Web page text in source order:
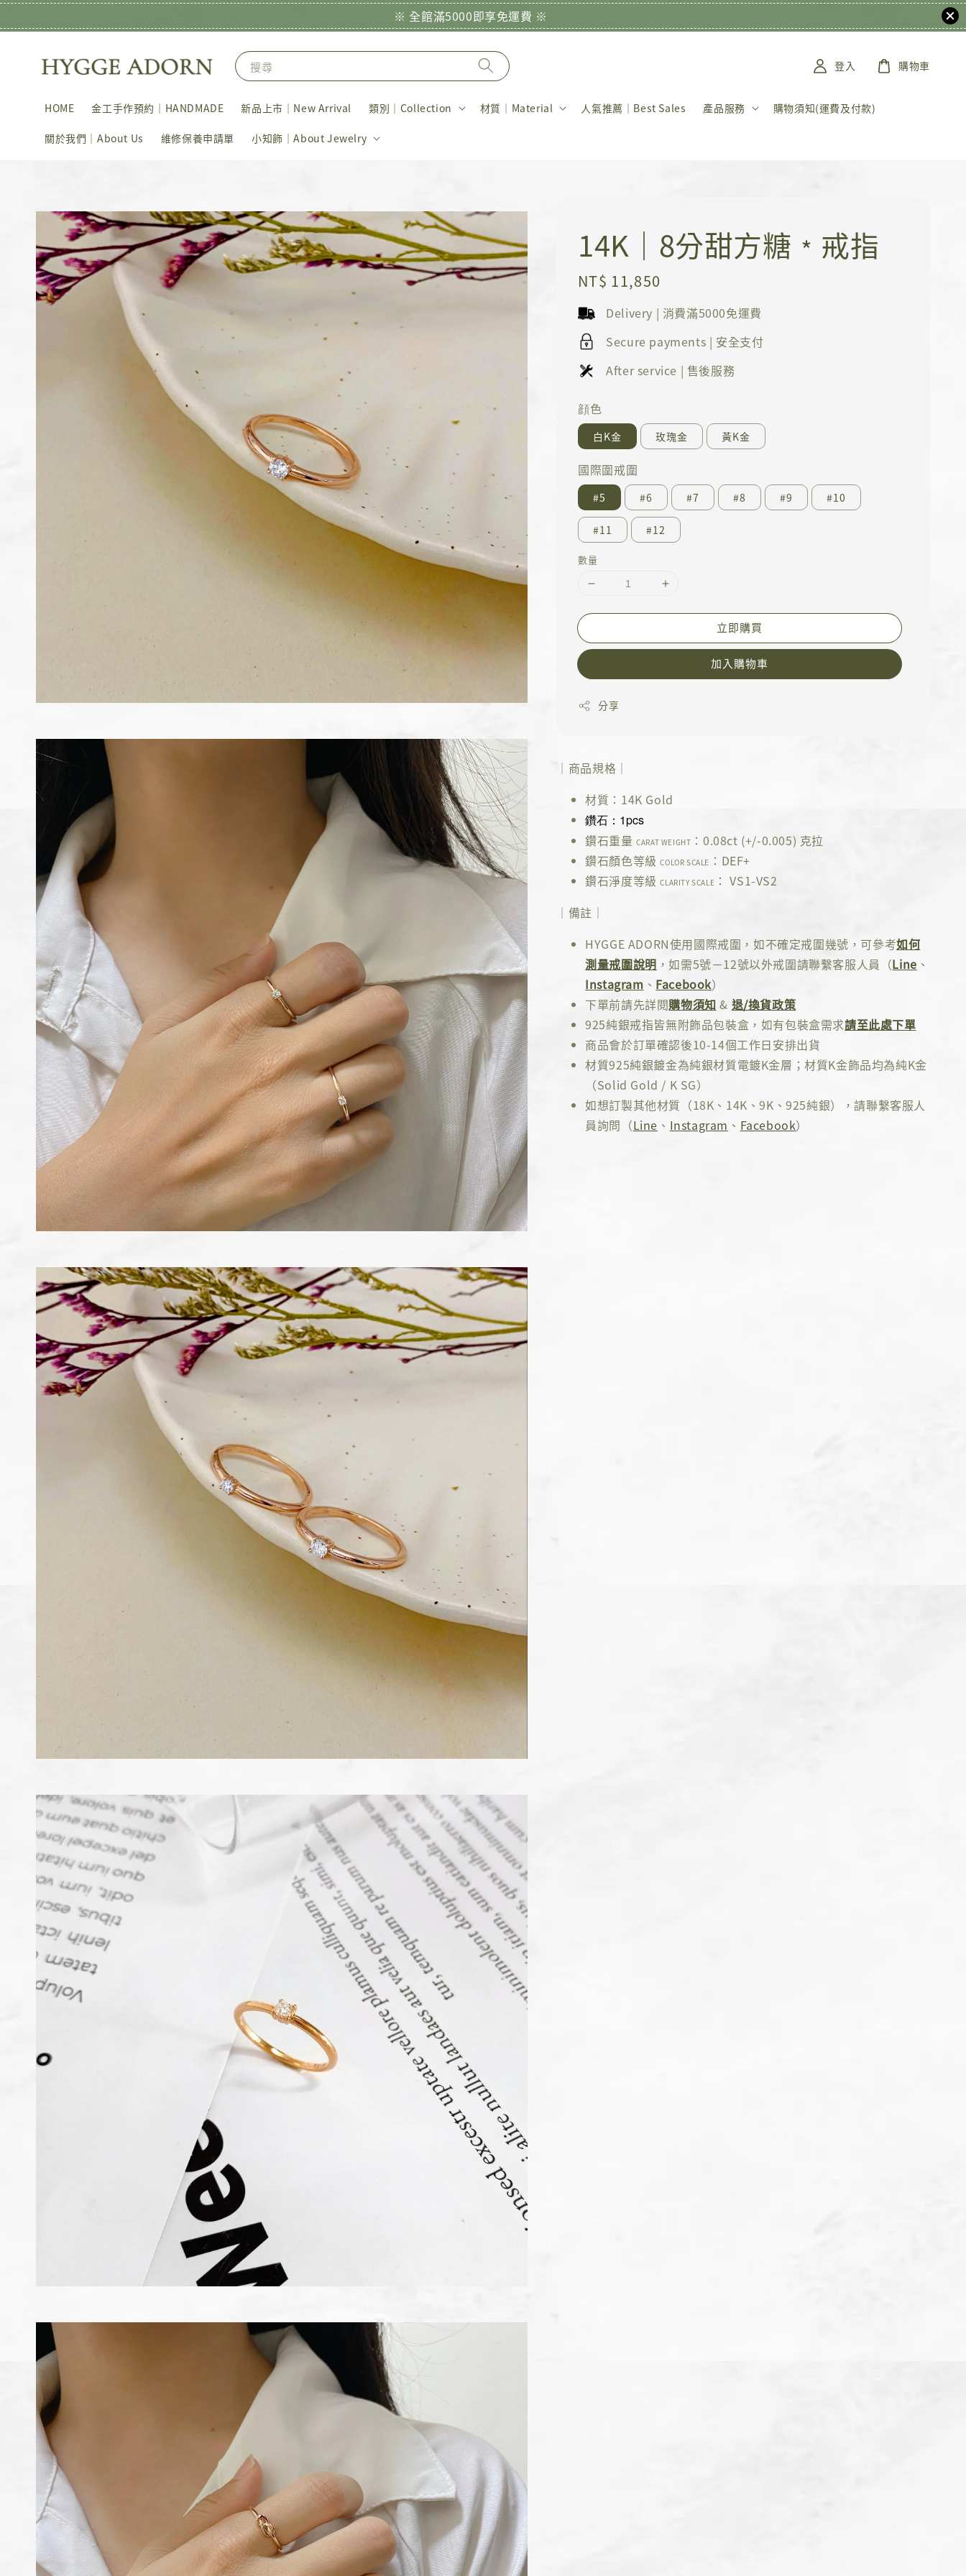
※ 全館滿5000即享免運費 ※
搜尋
HOME 金工手作預約｜HANDMADE 新品上市｜New Arrival 類別｜Collection 材質｜Material 人氣推薦｜Best Sales 產品服務 購物須知(運費及付款)
關於我們｜About Us 維修保養申請單 小知飾｜About Jewelry
登入 購物車
14K｜8分甜方糖﹡戒指
Regular
price
NT$ 11,850
Delivery | 消費滿5000免運費
Secure payments | 安全支付
After service | 售後服務
顔色
白K金 玫瑰金 黃K金
國際圍戒圍
#5 #6 #7 #8 #9 #10
#11 #12
數量
立即購買
加入購物車
分享
｜商品規格｜
材質：14K Gold
鑽石：1pcs
鑽石重量CARAT WEIGHT ：0.08ct (+/-0.005) 克拉
鑽石顏色等級COLOR SCALE ：DEF+
鑽石淨度等級CLARITY SCALE ： VS1-VS2
｜備註｜
HYGGE ADORN使用國際戒圍，如不確定戒圍幾號，可參考如何
測量戒圍說明 ，如需5號－12號以外戒圍請聯繫客服人員（Line 、
Instagram 、 Facebook）
下單前請先詳閱購物須知 & 退/換貨政策
925純銀戒指皆無附飾品包裝盒，如有包裝盒需求請至此處下單
商品會於訂單確認後10-14個工作日安排出貨
材質925純銀鍍金為純銀材質電鍍K金層；材質K金飾品均為純K金
（Solid Gold / K SG）
如想訂製其他材質（18K、14K、9K、925純銀），請聯繫客服人
員詢問（Line 、 Instagram 、 Facebook）